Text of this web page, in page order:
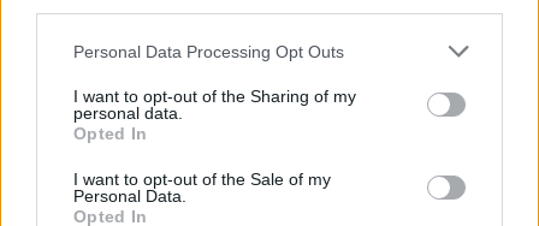
Personal Data Processing Opt Outs
I want to opt-out of the Sharing of my
personal data.
Opted In
I want to opt-out of the Sale of my
Personal Data.
Opted In
ad
Susțineți presa liberă! Donați aici pentru